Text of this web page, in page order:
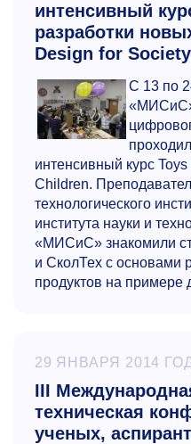
интенсивный
разработки
Design for
С 13 по
«МИСиС»
интенсивный курс
Children.
технологического
института науки и
«МИСиС» знакомили
и СколТех с основами
продуктов на примере
29 ЯНВАРЯ 2014
III
техническая
ученых,